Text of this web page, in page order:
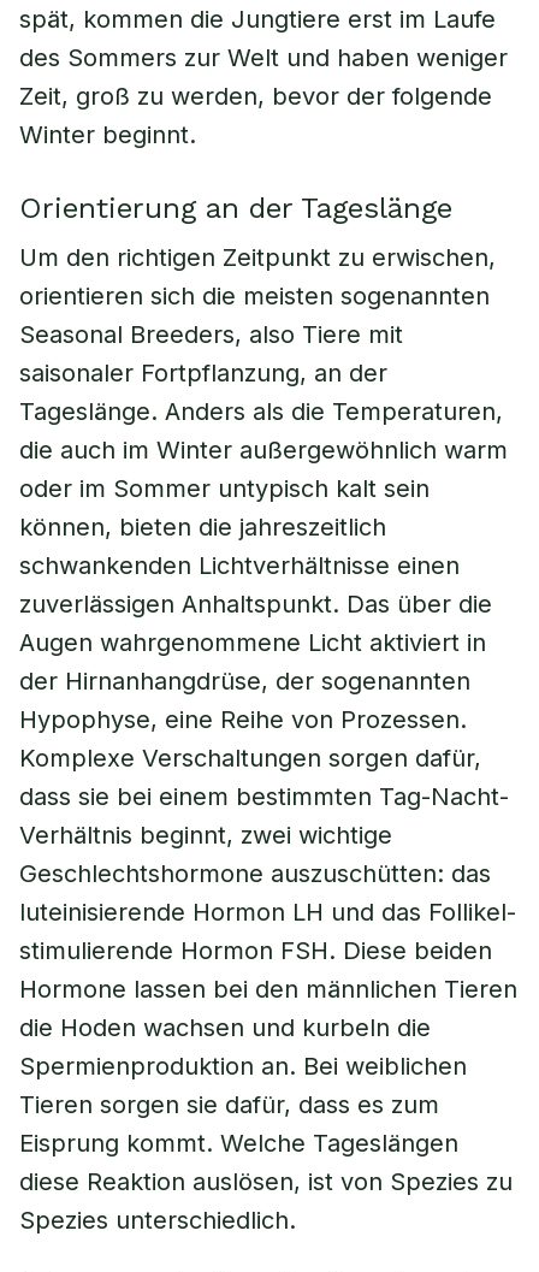
spät, kommen die Jungtiere erst im Laufe
des Sommers zur Welt und haben weniger
Zeit, groß zu werden, bevor der folgende
Winter beginnt.
Orientierung an der Tageslänge
Um den richtigen Zeitpunkt zu erwischen,
orientieren sich die meisten sogenannten
Seasonal Breeders, also Tiere mit
saisonaler Fortpflanzung, an der
Tageslänge. Anders als die Temperaturen,
die auch im Winter außergewöhnlich warm
oder im Sommer untypisch kalt sein
können, bieten die jahreszeitlich
schwankenden Lichtverhältnisse einen
zuverlässigen Anhaltspunkt. Das über die
Augen wahrgenommene Licht aktiviert in
der Hirnanhangdrüse, der sogenannten
Hypophyse, eine Reihe von Prozessen.
Komplexe Verschaltungen sorgen dafür,
dass sie bei einem bestimmten Tag-Nacht-
Verhältnis beginnt, zwei wichtige
Geschlechtshormone auszuschütten: das
luteinisierende Hormon LH und das Follikel-
stimulierende Hormon FSH. Diese beiden
Hormone lassen bei den männlichen Tieren
die Hoden wachsen und kurbeln die
Spermienproduktion an. Bei weiblichen
Tieren sorgen sie dafür, dass es zum
Eisprung kommt. Welche Tageslängen
diese Reaktion auslösen, ist von Spezies zu
Spezies unterschiedlich.